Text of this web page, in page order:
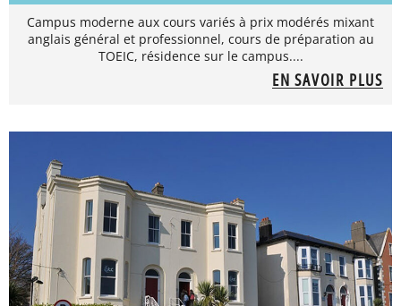
Campus moderne aux cours variés à prix modérés mixant
anglais général et professionnel, cours de préparation au
TOEIC, résidence sur le campus....
EN SAVOIR PLUS